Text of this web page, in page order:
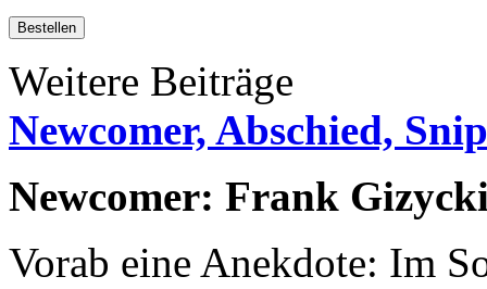
Bestellen
Weitere Beiträge
Newcomer, Abschied,
Newcomer: Frank
Vorab eine Anekdote: Im